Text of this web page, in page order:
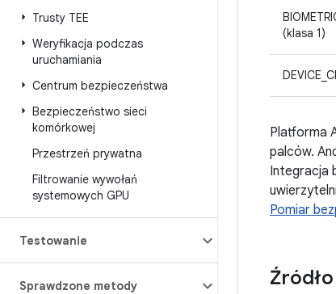
Trusty TEE
Weryfikacja podczas
uruchamiania
Centrum bezpieczeństwa
Bezpieczeństwo sieci
komórkowej
Przestrzeń prywatna
Filtrowanie wywołań
systemowych GPU
Testowanie
Sprawdzone metody
(klasa 1)
Platforma
palców.
Integracja
Pomiar
Źródło